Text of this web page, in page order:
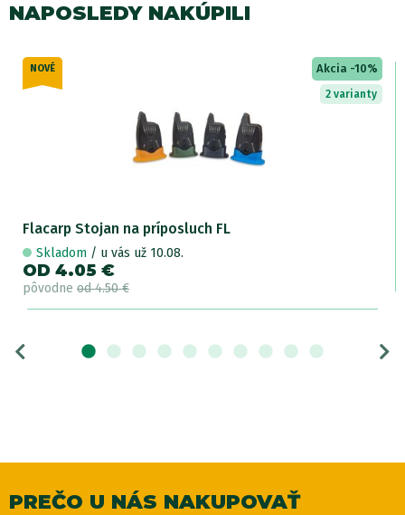
NAPOSLEDY NAKÚPILI
NOVÉ Akcia -10%
2 varianty
Flacarp Stojan na príposluch FL
Skladom / u vás už 10.08.
OD 4.05 €
pôvodne od 4.50 €
PREČO U NÁS NAKUPOVAŤ